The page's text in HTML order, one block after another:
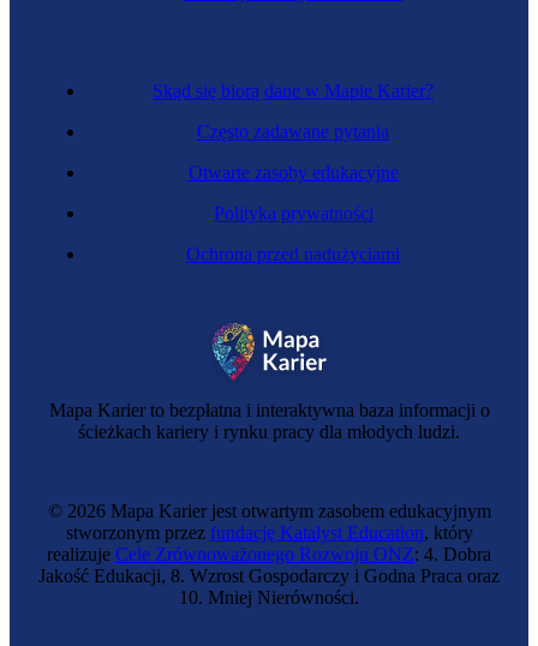
Mapa Karier to bezpłatna i interaktywna baza informacji o
ścieżkach kariery i rynku pracy dla młodych ludzi.
Skąd się biorą dane w Mapie Karier?
Często zadawane pytania
Otwarte zasoby edukacyjne
Polityka prywatności
Ochrona przed nadużyciami
© 2026 Mapa Karier jest otwartym zasobem edukacyjnym
stworzonym przez fundację Katalyst Education, który
realizuje Cele Zrównoważonego Rozwoju ONZ: 4. Dobra
Jakość Edukacji, 8. Wzrost Gospodarczy i Godna Praca oraz
10. Mniej Nierówności.